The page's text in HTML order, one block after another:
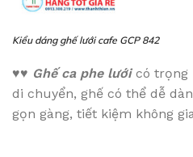
Kiểu dáng ghế lưới cafe GCP 842
♥♥ Ghế ca phe lướicó trọng
di chuyển, ghế có thể dễ
gọn gàng, tiết kiệm không